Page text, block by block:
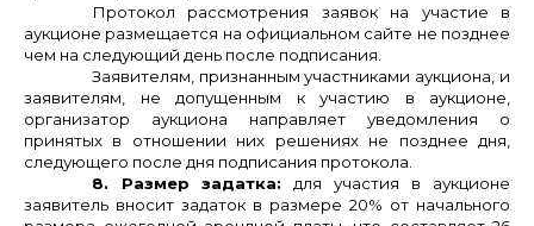
Протокол рассмотрения заявок на участие в
аукционе размещается на официальном сайте не позднее
чем на следующий день после подписания.
Заявителям, признанным участниками аукциона, и
заявителям, не допущенным к участию в аукционе,
организатор аукциона направляет уведомления о
принятых в отношении них решениях не позднее дня,
следующего после дня подписания протокола.
8. Размер задатка: для участия в аукционе
заявитель вносит задаток в размере 20% от начального